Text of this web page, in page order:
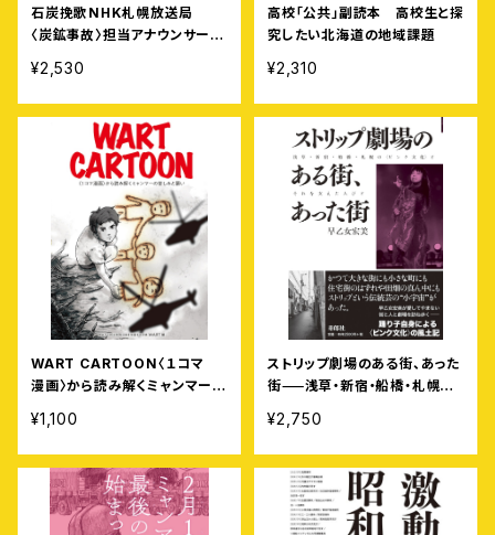
石炭挽歌⸺NHK札幌放送局
〈炭鉱事故〉担当アナウンサーの
¥2,530
高校「公共」副読本 高校生と探
究したい北海道の地域課題
¥2,310
WART CARTOON⸺〈１コマ
漫画〉から読み解くミャンマーの
¥1,100
ストリップ劇場のある街、あった
街⸺浅草・新宿・船橋・札幌の
びと
¥2,750